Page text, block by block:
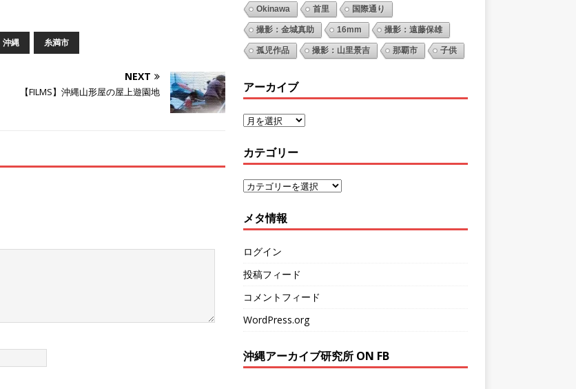
沖縄 糸満市
NEXT
【FILMS】沖縄山形屋の屋上遊園地
Okinawa 首里 国際通り
撮影：金城真助 16mm 撮影：遠藤保雄
孤児作品 撮影：山里景吉 那覇市 子供
アーカイブ
カテゴリー
メタ情報
ログイン
投稿フィード
コメントフィード
WordPress.org
沖縄アーカイブ研究所 ON FB